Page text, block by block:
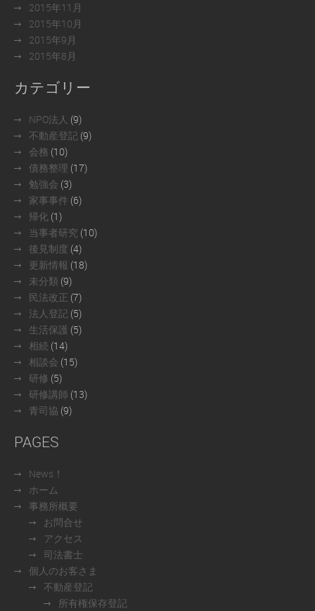
2015年11月
2015年10月
2015年9月
2015年8月
カテゴリー
NPO法人 (9)
不動産登記 (9)
会務 (10)
債務整理 (17)
勉強会 (3)
家事事件 (6)
帰化 (1)
当事者研究 (10)
後見制度 (4)
更新情報 (18)
未分類 (9)
民法改正 (7)
法人登記 (5)
生活保護 (5)
相続 (14)
相談会 (15)
研修 (5)
研修講師 (13)
青司協 (9)
PAGES
News！
ホーム
事務所概要
お問合せ
アクセス
司法書士
個人のお客さま
不動産登記
所有権保存登記